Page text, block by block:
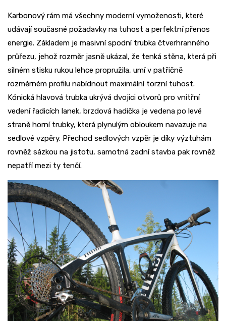
Karbonový rám má všechny moderní vymoženosti, které
udávají současné požadavky na tuhost a perfektní přenos
energie. Základem je masivní spodní trubka čtverhranného
průřezu, jehož rozměr jasně ukázal, že tenká stěna, která při
silném stisku rukou lehce propružila, umí v patřičně
rozměrném profilu nabídnout maximální torzní tuhost.
Kónická hlavová trubka ukrývá dvojici otvorů pro vnitřní
vedení řadicích lanek, brzdová hadička je vedena po levé
straně horní trubky, která plynulým obloukem navazuje na
sedlové vzpěry. Přechod sedlových vzpěr je díky výztuhám
rovněž sázkou na jistotu, samotná zadní stavba pak rovněž
nepatří mezi ty tenčí.